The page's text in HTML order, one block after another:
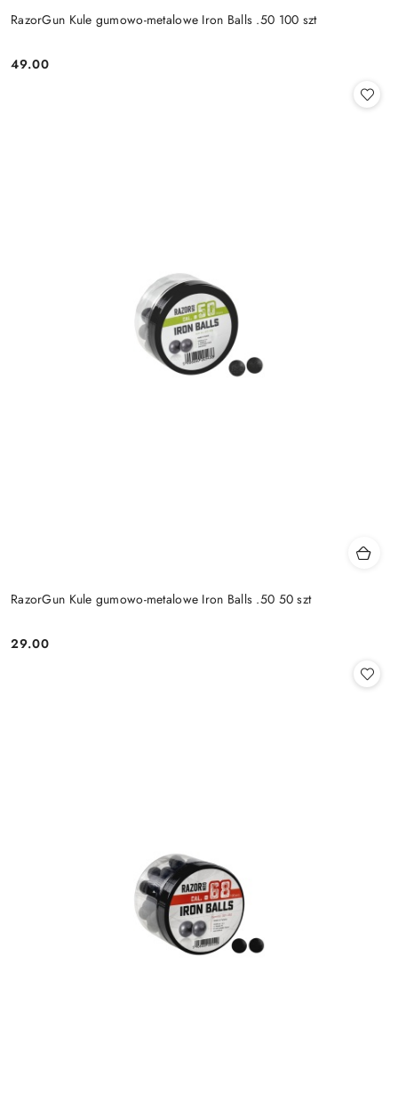
RazorGun Kule gumowo-metalowe Iron Balls .50 100 szt
Cena:
49.00
RazorGun Kule gumowo-metalowe Iron Balls .50 50 szt
Cena:
29.00